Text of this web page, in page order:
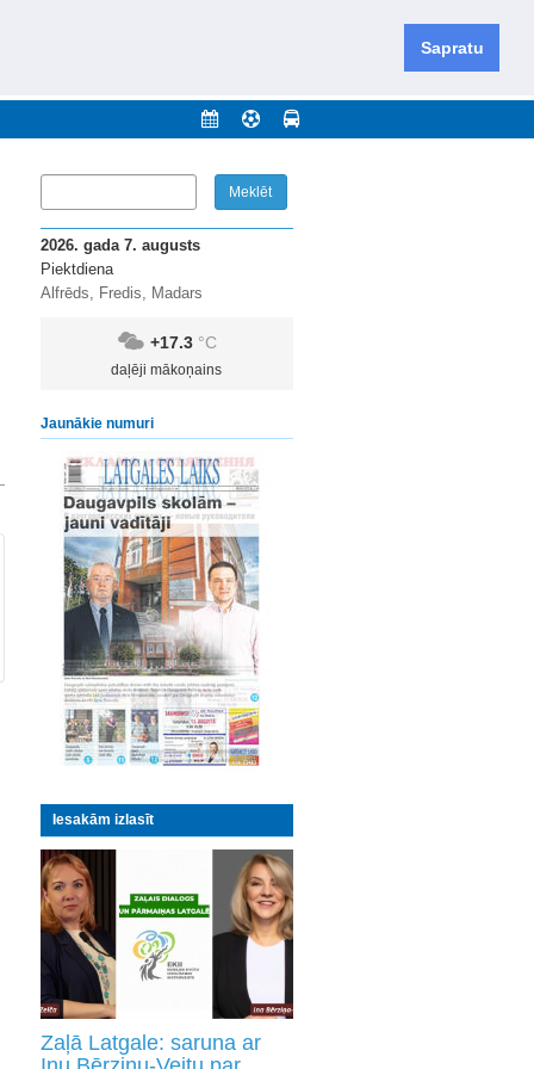
Sapratu
novadu un apkārtējos novadus un pilsētas.
2026. gada 7. augusts
Piektdiena
Alfrēds, Fredis, Madars
+17.3 °C
daļēji mākoņains
Jaunākie numuri
Iesakām izlasīt
Zaļā Latgale: saruna ar